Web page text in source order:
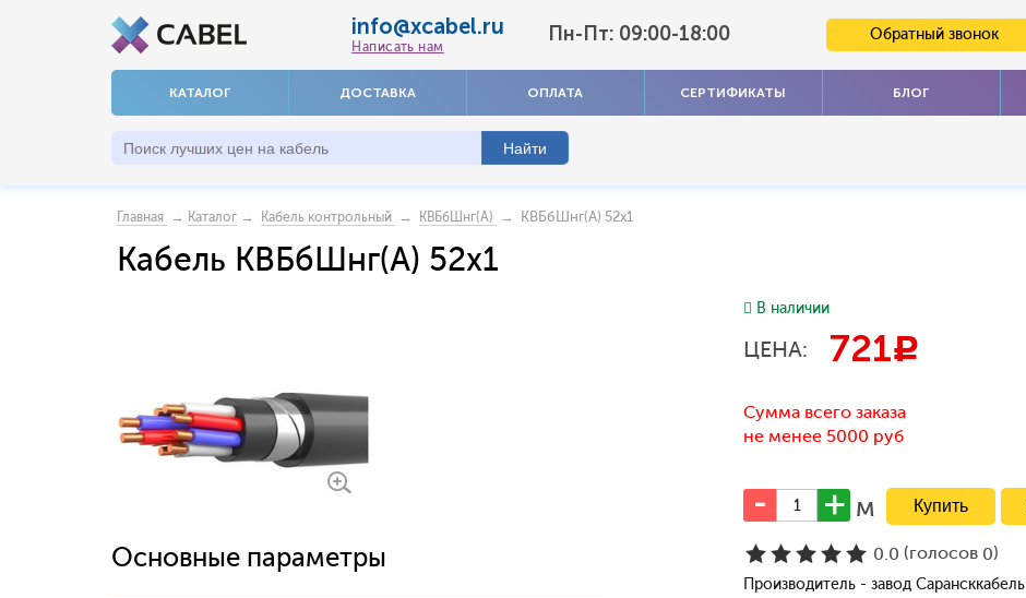
info@xcabel.ru
Написать нам
Пн-Пт: 09:00-18:00 Обратный звонок
КАТАЛОГ ДОСТАВКА ОПЛАТА СЕРТИФИКАТЫ БЛОГ
Главная → Каталог → Кабель контрольный → КВБбШнг(А) → КВБбШнг(А) 52х1
Кабель КВБбШнг(А) 52х1
Основные параметры
В наличии
ЦЕНА: 721c
Сумма всего заказа
не менее 5000 руб
м
0.0 (голосов 0)
Производитель - завод Сарансккабель